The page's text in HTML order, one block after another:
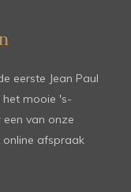
eerste Jean Paul
het mooie 's-
van onze
online afspraak